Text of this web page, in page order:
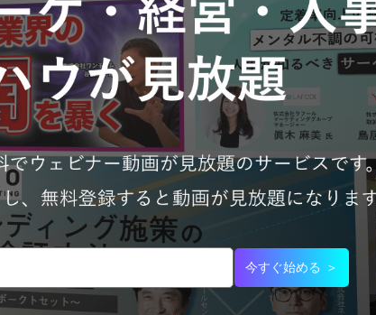
今すぐ始める ＞